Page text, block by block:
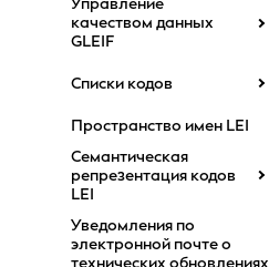
качеством данных
GLEIF
Списки кодов
Пространство имен LEI
Семантическая
репрезентация кодов
LEI
Уведомления по
электронной почте о